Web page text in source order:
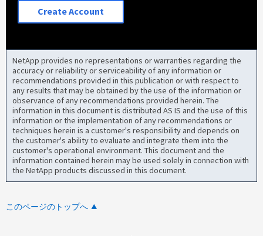
Create Account
NetApp provides no representations or warranties regarding the
accuracy or reliability or serviceability of any information or
recommendations provided in this publication or with respect to
any results that may be obtained by the use of the information or
observance of any recommendations provided herein. The
information in this document is distributed AS IS and the use of this
information or the implementation of any recommendations or
techniques herein is a customer's responsibility and depends on
the customer's ability to evaluate and integrate them into the
customer's operational environment. This document and the
information contained herein may be used solely in connection with
the NetApp products discussed in this document.
このページのトップへ